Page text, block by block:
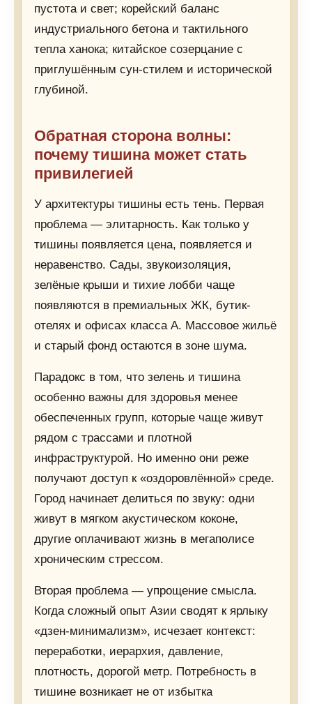
пустота и свет; корейский баланс
индустриального бетона и тактильного
тепла ханока; китайское созерцание с
приглушённым сун-стилем и исторической
глубиной.
Обратная сторона волны:
почему тишина может стать
привилегией
У архитектуры тишины есть тень. Первая
проблема — элитарность. Как только у
тишины появляется цена, появляется и
неравенство. Сады, звукоизоляция,
зелёные крыши и тихие лобби чаще
появляются в премиальных ЖК, бутик-
отелях и офисах класса А. Массовое жильё
и старый фонд остаются в зоне шума.
Парадокс в том, что зелень и тишина
особенно важны для здоровья менее
обеспеченных групп, которые чаще живут
рядом с трассами и плотной
инфраструктурой. Но именно они реже
получают доступ к «оздоровлённой» среде.
Город начинает делиться по звуку: одни
живут в мягком акустическом коконе,
другие оплачивают жизнь в мегаполисе
хроническим стрессом.
Вторая проблема — упрощение смысла.
Когда сложный опыт Азии сводят к ярлыку
«дзен-минимализм», исчезает контекст:
переработки, иерархия, давление,
плотность, дорогой метр. Потребность в
тишине возникает не от избытка